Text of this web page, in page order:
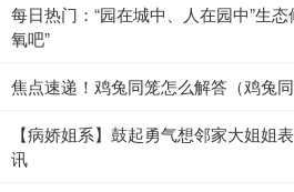
每日热门：“园在城中、人在园中”生
氧吧”
焦点速递！鸡兔同笼怎么解答（鸡兔同
【病娇姐系】鼓起勇气想邻家大姐姐
讯